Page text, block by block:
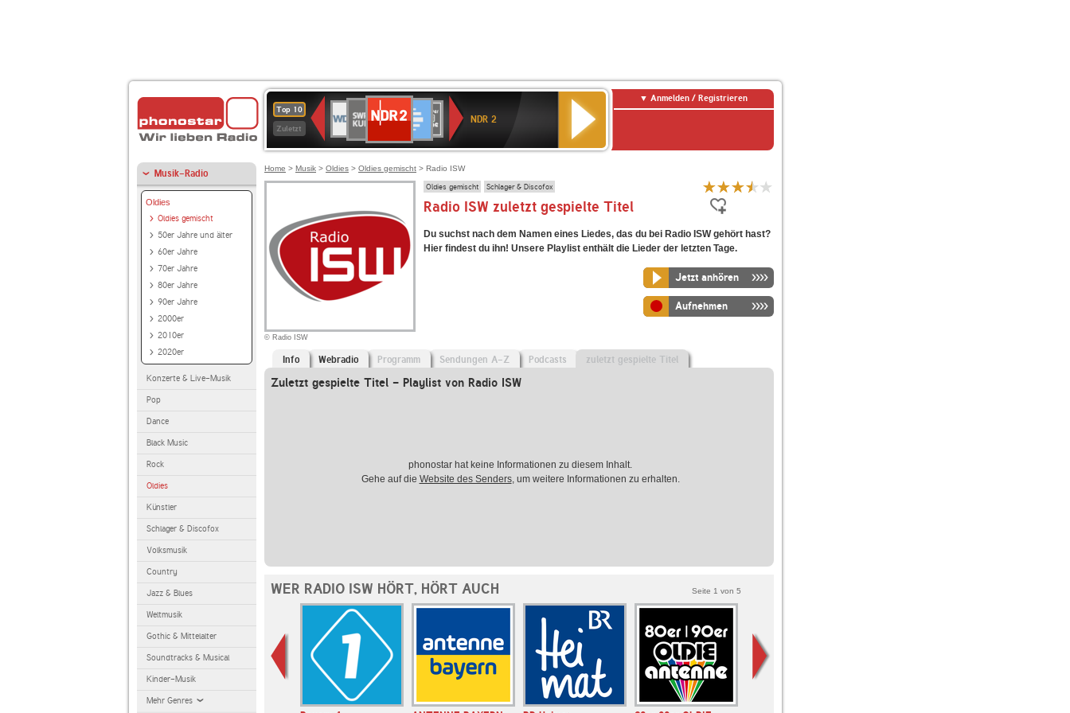
Top 10
Zuletzt
Deutschlandfunk
80er
90er
OLDIE
ANTENNE
SWR3
WDR
4
BR-
KLASSIK
Deutschlandfunk
Kultur
ANTENNE
BAYERN
2
Kultur
2
NDR 2
Anmelden / Registrieren
Musik-Radio
Oldies
Oldies gemischt
50er Jahre und älter
60er Jahre
70er Jahre
80er Jahre
90er Jahre
2000er
2010er
2020er
Konzerte & Live-Musik
Pop
Dance
Black Music
Rock
Oldies
Künstler
Schlager & Discofox
Volksmusik
Country
Jazz & Blues
Weltmusik
Gothic & Mittelalter
Soundtracks & Musical
Kinder-Musik
Mehr Genres
Home > Musik > Oldies > Oldies gemischt > Radio ISW
© Radio ISW
Oldies gemischt Schlager & Discofox
Radio ISW zuletzt gespielte Titel
Du suchst nach dem Namen eines Liedes, das du bei Radio ISW gehört hast?
Hier findest du ihn! Unsere Playlist enthält die Lieder der letzten Tage.
Jetzt anhören
Aufnehmen
Info Webradio Programm Sendungen A-Z Podcasts zuletzt gespielte Titel
Zuletzt gespielte Titel - Playlist von Radio ISW
phonostar hat keine Informationen zu diesem Inhalt.
Gehe auf die Website des Senders, um weitere Informationen zu erhalten.
WER RADIO ISW HÖRT, HÖRT AUCH Seite 1 von 5